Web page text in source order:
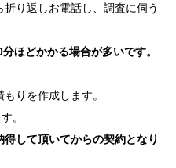
り返しお電話し、調査に伺う
ほどかかる場合が多いです。
りを作成します。
。
得して頂いてからの契約となり